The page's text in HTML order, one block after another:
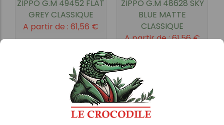
ZIPPO G.M 49452 FLAT
GREY CLASSIQUE
A partir de : 61,56 €
ZIPPO G.M 48628 SKY
BLUE MATTE
CLASSIQUE
A partir de :61,56€